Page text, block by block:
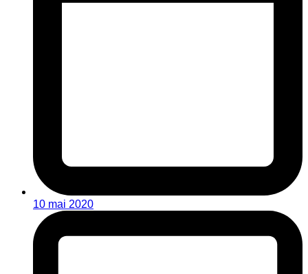
10 mai 2020